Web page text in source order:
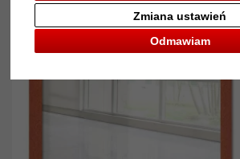
Odmawiam
Zmiana ustawień